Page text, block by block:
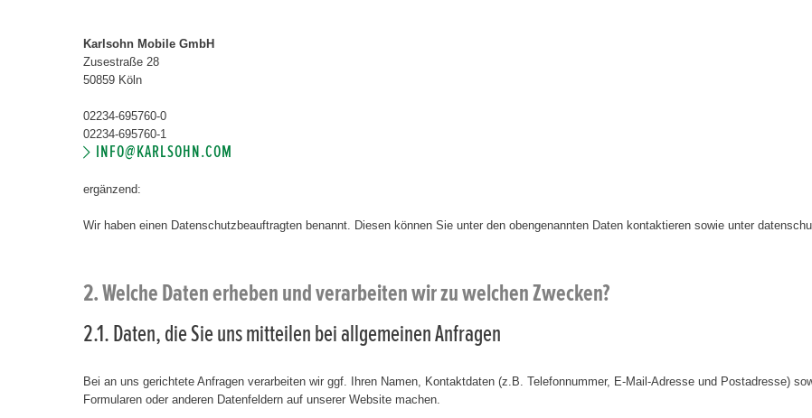
Karlsohn Mobile GmbH
Zusestraße 28
50859 Köln
02234-695760-0
02234-695760-1
INFO@KARLSOHN.COM
ergänzend:
Wir haben einen Datenschutzbeauftragten benannt. Diesen können Sie unter den obengenannten Daten kontaktieren sowie unter
2. Welche Daten erheben und verarbeiten wir zu welchen Zwecken?
2.1. Daten, die Sie uns mitteilen bei allgemeinen Anfragen
Bei an uns gerichtete Anfragen verarbeiten wir ggf. Ihren Namen, Kontaktdaten (z.B. Telefonnummer, E-Mail-Adresse und Postadresse)
Formularen oder anderen Datenfeldern auf unserer Website machen.